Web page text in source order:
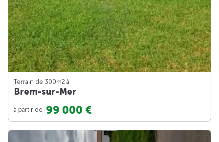
Terrain de 300m2 à
Brem-sur-Mer
à partir de 99 000 €